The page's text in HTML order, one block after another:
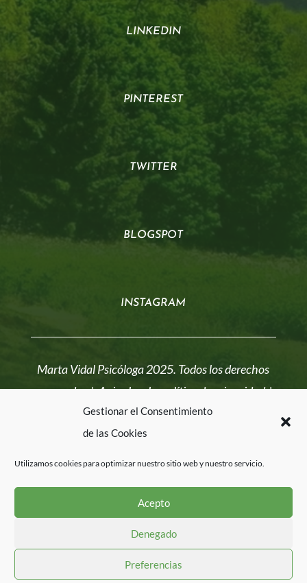
Gestionar el Consentimiento
de las Cookies
Utilizamos cookies para optimizar nuestro sitio web y nuestro servicio.
Acepto
Denegado
Preferencias
LINKEDIN
PINTEREST
TWITTER
BLOGSPOT
INSTAGRAM
Marta Vidal Psicóloga 2025. Todos los derechos
reservados |Aviso legal y política de privacidad|
Política de cookies
Web diseñada porwuebi.com